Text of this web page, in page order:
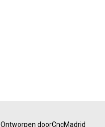
Ontworpen doorCncMadrid